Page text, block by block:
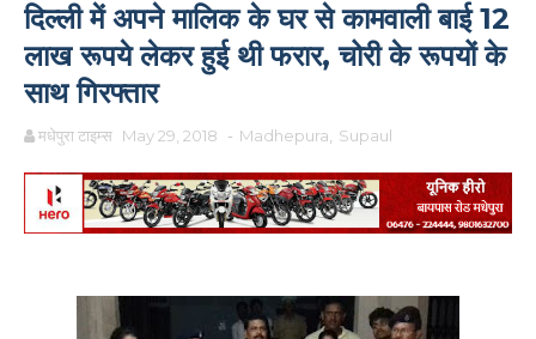
दिल्ली में अपने मालिक के घर से कामवाली बाई 12
लाख रूपये लेकर हुई थी फरार, चोरी के रूपयों के
साथ गिरफ्तार
मधेपुरा टाइम्स May 29, 2018 - Madhepura, Supaul